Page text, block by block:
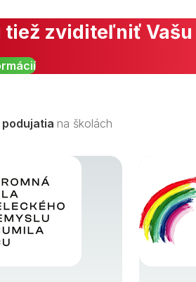
tiež zviditeľniť Vašu
na školách